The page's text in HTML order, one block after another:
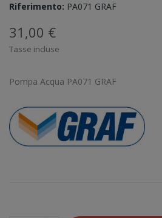
Riferimento: PA071 GRAF
31,00 €
Tasse incluse
Pompa Acqua PA071 GRAF